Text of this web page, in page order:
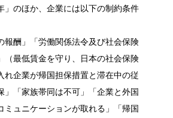
」のほか、企業には以下の制約条件
報酬」「労働関係法令及び社会保険
（最低賃金を守り、日本の社会保険
れ企業が帰国担保措置と滞在中の従
」「家族帯同は不可」「企業と外国
ミュニケーションが取れる」「帰国